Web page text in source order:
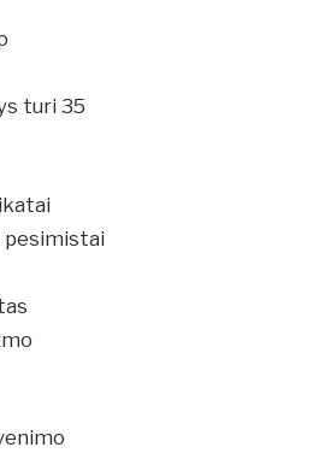
turi 35
pesimistai